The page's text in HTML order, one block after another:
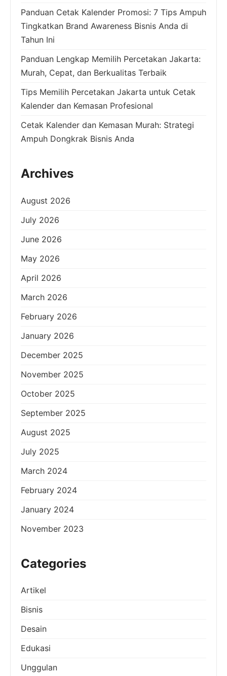
Panduan Cetak Kalender Promosi: 7 Tips Ampuh
Tingkatkan Brand Awareness Bisnis Anda di
Tahun Ini
Panduan Lengkap Memilih Percetakan Jakarta:
Murah, Cepat, dan Berkualitas Terbaik
Tips Memilih Percetakan Jakarta untuk Cetak
Kalender dan Kemasan Profesional
Cetak Kalender dan Kemasan Murah: Strategi
Ampuh Dongkrak Bisnis Anda
Archives
August 2026
July 2026
June 2026
May 2026
April 2026
March 2026
February 2026
January 2026
December 2025
November 2025
October 2025
September 2025
August 2025
July 2025
March 2024
February 2024
January 2024
November 2023
Categories
Artikel
Bisnis
Desain
Edukasi
Unggulan